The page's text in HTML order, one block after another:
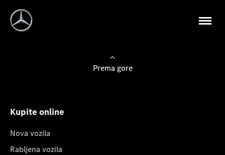
Prema gore
Kupite online
Nova vozila
Rabljena vozila